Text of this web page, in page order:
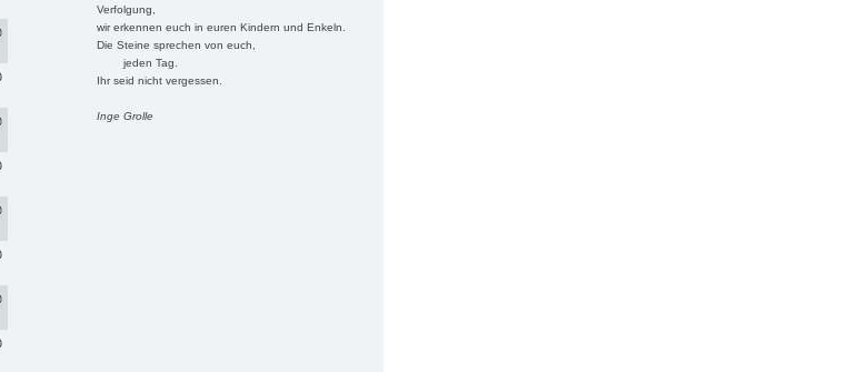
Verfolgung,
wir erkennen euch in euren Kindern und Enkeln.
Die Steine sprechen von euch,
jeden Tag.
Ihr seid nicht vergessen.
Inge Grolle